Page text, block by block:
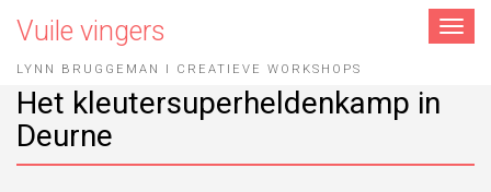
Toggle
Vuile vingers
LYNN BRUGGEMAN I CREATIEVE WORKSHOPS
Het kleutersuperheldenkamp in
Deurne